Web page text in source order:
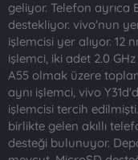
geliyor. Telefon ayrıca
destekliyor. vivo'nun
işlemcisi yer alıyor. 12
işlemci, iki adet 2.0
A55 olmak üzere
aynı işlemci, vivo
işlemcisi tercih
birlikte gelen akıllı
desteği bulunuyor.